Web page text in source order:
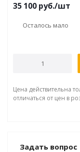
35 100 руб./шт
Осталось мало
Цена действительна
отличаться от цен в
Задать вопрос